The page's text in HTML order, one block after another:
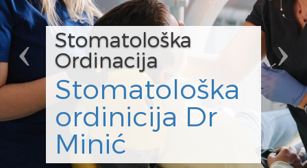
Stomatološka
Ordinacija
Stomatološka
ordinicija Dr
Minić